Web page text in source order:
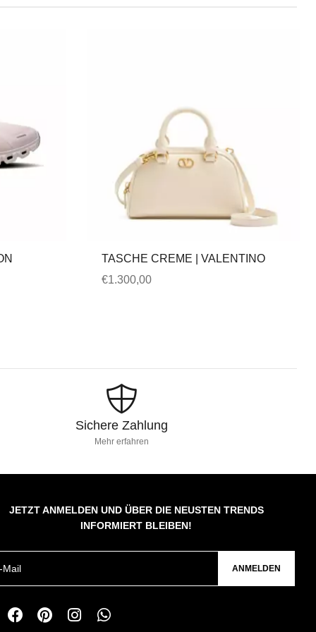
TASCHE CREME | VALENTINO
€1.300,00
Sichere Zahlung
Mehr erfahren
JETZT ANMELDEN UND ÜBER DIE NEUSTEN TRENDS
INFORMIERT BLEIBEN!
ANMELDEN